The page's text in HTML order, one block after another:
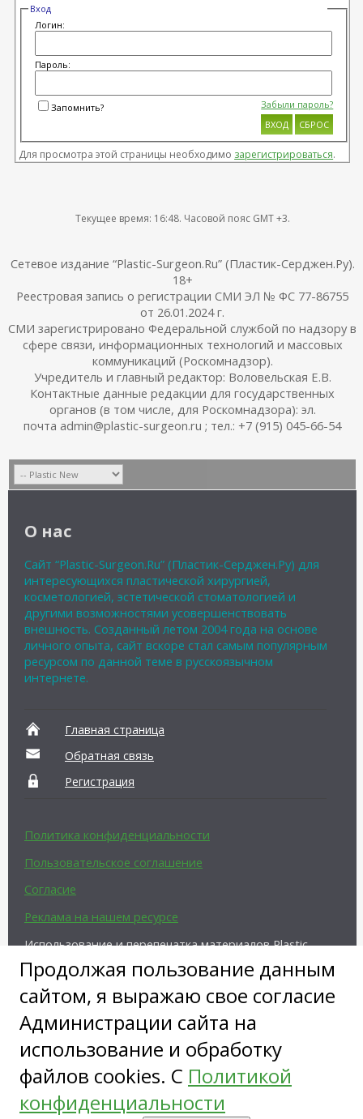
Продолжая пользование данным
сайтом, я выражаю свое согласие
Администрации сайта на
использование и обработку
файлов cookies. С Политикой
конфиденциальности
Вход
Логин:
Пароль:
Забыли пароль?
Запомнить?
Для просмотра этой страницы необходимо зарегистрироваться.
Текущее время: 16:48. Часовой пояс GMT +3.
Сетевое издание “Plastic-Surgeon.Ru” (Пластик-Серджен.Ру).
18+
Реестровая запись о регистрации СМИ ЭЛ № ФС 77-86755
от 26.01.2024 г.
СМИ зарегистрировано Федеральной службой по надзору в
сфере связи, информационных технологий и массовых
коммуникаций (Роскомнадзор).
Учредитель и главный редактор: Воловельская Е.В.
Контактные данные редакции для государственных
органов (в том числе, для Роскомнадзора): эл.
почта admin@plastic-surgeon.ru ; тел.: +7 (915) 045-66-54
О нас
Сайт “Plastic-Surgeon.Ru” (Пластик-Серджен.Ру) для
интересующихся пластической хирургией,
косметологией, эстетической стоматологией и
другими возможностями усовершенствовать
внешность. Созданный летом 2004 года на основе
личного опыта, сайт вскоре стал самым популярным
ресурсом по данной теме в русскоязычном
интернете.
Главная страница
Обратная связь
Регистрация
Политика конфиденциальности
Пользовательское соглашение
Согласие
Реклама на нашем ресурсе
Использование и перепечатка материалов Plastic-
Surgeon.Ru возможны только с письменного
разрешения администрации и при наличии
активной ссылки на источник.